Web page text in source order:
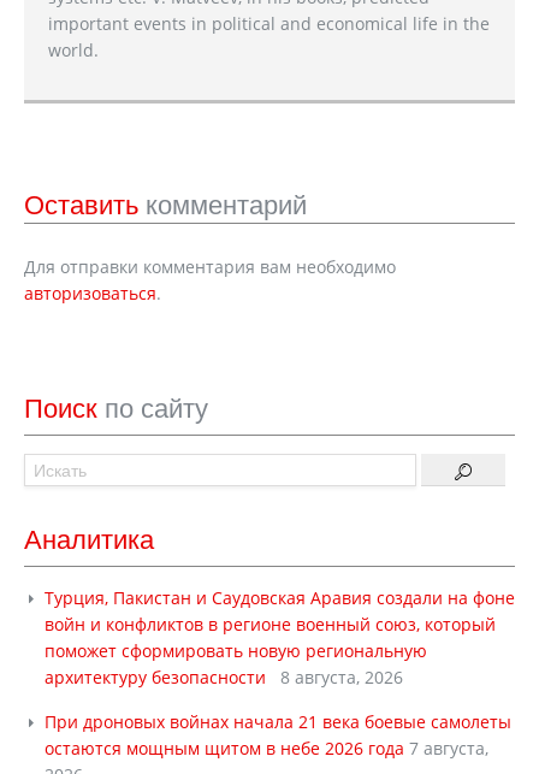
important events in political and economical life in the
world.
Оставить комментарий
Для отправки комментария вам необходимо
авторизоваться.
Поиск по сайту
Аналитика
Турция, Пакистан и Саудовская Аравия создали на фоне
войн и конфликтов в регионе военный союз, который
поможет сформировать новую региональную
архитектуру безопасности
8 августа, 2026
При дроновых войнах начала 21 века боевые самолеты
остаются мощным щитом в небе 2026 года 7 августа,